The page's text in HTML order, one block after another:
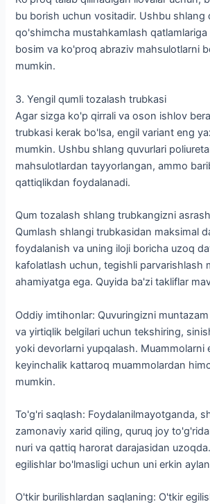
bu borish uchun vositadir. Ushbu shlang
qo'shimcha mustahkamlash
bosim va ko'proq abraziv mahsulotlarni
mumkin.
3. Yengil qumli tozalash trubkasi
Agar sizga ko'p qirrali va oson ishlov
trubkasi kerak bo'lsa, engil variant eng
mumkin. Ushbu shlang quvurlari
mahsulotlardan tayyorlangan, ammo
qattiqlikdan foydalanadi.
Qum tozalash shlang trubkangizni asrash
Qumlash shlangi trubkasidan maksimal
foydalanish va uning iloji boricha uzoq
kafolatlash uchun, tegishli parvarishlash
ahamiyatga ega. Quyida ba'zi takliflar
Oddiy imtihonlar: Quvuringizni
va yirtiqlik belgilari uchun tekshiring,
yoki devorlarni yupqalash. Muammolarni
keyinchalik kattaroq muammolardan
mumkin.
To'g'ri saqlash: Foydalanilmayotganda,
zamonaviy xarid qiling, quruq joy
nuri va qattiq harorat darajasidan
egilishlar bo'lmasligi uchun uni erkin
O'tkir burilishlardan saqlaning: O'tkir